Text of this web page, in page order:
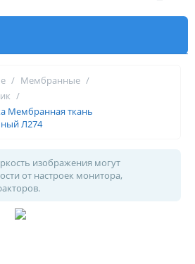
/ Мембранные /
/
Мембранная ткань
Л274
изображения могут
от настроек монитора,